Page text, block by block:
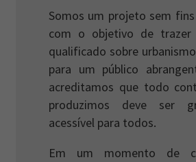
Somos um projeto sem
com o objetivo de
qualificado sobre
para um público
acreditamos que todo
produzimos deve ser
acessível para todos.
Em um momento de